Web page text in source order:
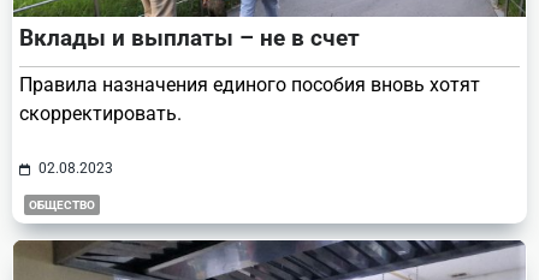
Вклады и выплаты – не в счет
Правила назначения единого пособия вновь хотят
скорректировать.
02.08.2023
ОБЩЕСТВО